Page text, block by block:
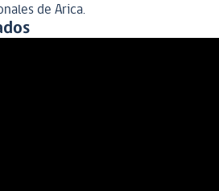
de Arica.